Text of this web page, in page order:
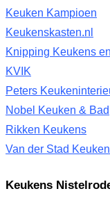
Keuken Kampioen
Keukenskasten.nl
Knipping Keukens
KVIK
Peters
Nobel Keuken & Bad
Rikken Keukens
Van der Stad
Keukens